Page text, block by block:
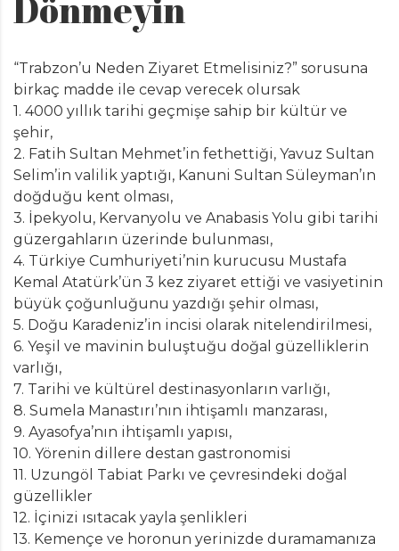
Dönmeyin
“Trabzon’u Neden Ziyaret Etmelisiniz?” sorusuna
birkaç madde ile cevap verecek olursak
1. 4000 yıllık tarihi geçmişe sahip bir kültür ve
şehir,
2. Fatih Sultan Mehmet’in fethettiği, Yavuz Sultan
Selim’in valilik yaptığı, Kanuni Sultan Süleyman’ın
doğduğu kent olması,
3. İpekyolu, Kervanyolu ve Anabasis Yolu gibi tarihi
güzergahların üzerinde bulunması,
4. Türkiye Cumhuriyeti’nin kurucusu Mustafa
Kemal Atatürk’ün 3 kez ziyaret ettiği ve vasiyetinin
büyük çoğunluğunu yazdığı şehir olması,
5. Doğu Karadeniz’in incisi olarak nitelendirilmesi,
6. Yeşil ve mavinin buluştuğu doğal güzelliklerin
varlığı,
7. Tarihi ve kültürel destinasyonların varlığı,
8. Sumela Manastırı’nın ihtişamlı manzarası,
9. Ayasofya’nın ihtişamlı yapısı,
10. Yörenin dillere destan gastronomisi
11. Uzungöl Tabiat Parkı ve çevresindeki doğal
güzellikler
12. İçinizi ısıtacak yayla şenlikleri
13. Kemençe ve horonun yerinizde duramamanıza